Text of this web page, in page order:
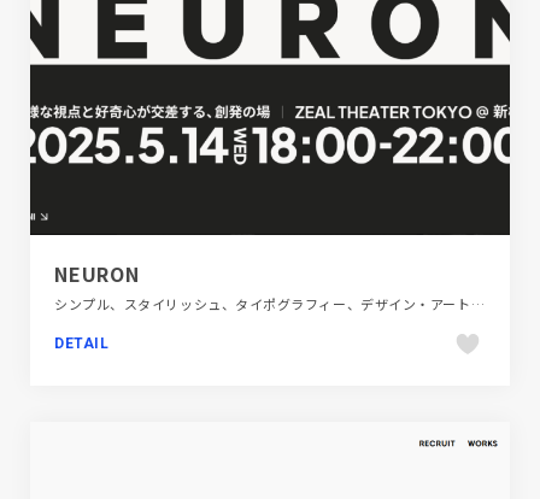
NEURON
シンプル、スタイリッシュ、タイポグラフィー、デザイン・アート・音楽・文芸、ブラック系 、ブランド・サービスサイト、ホワイト系
DETAIL